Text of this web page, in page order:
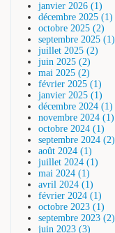
janvier 2026 (1)
décembre 2025 (1)
octobre 2025 (2)
septembre 2025 (1)
juillet 2025 (2)
juin 2025 (2)
mai 2025 (2)
février 2025 (1)
janvier 2025 (1)
décembre 2024 (1)
novembre 2024 (1)
octobre 2024 (1)
septembre 2024 (2)
août 2024 (1)
juillet 2024 (1)
mai 2024 (1)
avril 2024 (1)
février 2024 (1)
octobre 2023 (1)
septembre 2023 (2)
juin 2023 (3)